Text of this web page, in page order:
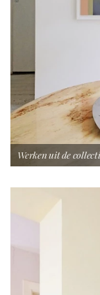
Werken uit de